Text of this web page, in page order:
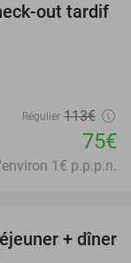
34%
out tardif
Régulier 113€
75€
1€ p.p.p.n.
28%
+ dîner